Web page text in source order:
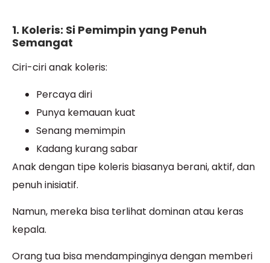
1. Koleris: Si Pemimpin yang Penuh
Semangat
Ciri-ciri anak koleris:
Percaya diri
Punya kemauan kuat
Senang memimpin
Kadang kurang sabar
Anak dengan tipe koleris biasanya berani, aktif, dan
penuh inisiatif.
Namun, mereka bisa terlihat dominan atau keras
kepala.
Orang tua bisa mendampinginya dengan memberi